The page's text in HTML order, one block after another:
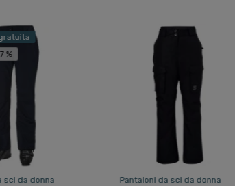
%
sci da donna Pantaloni da sci da donna